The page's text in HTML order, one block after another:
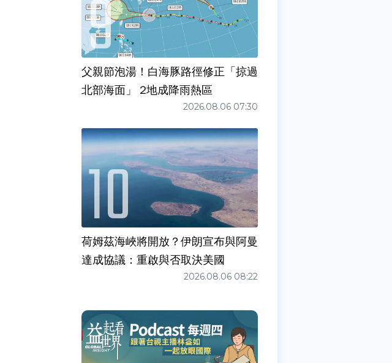
父親節泡湯！白海豚路徑修正「掠過
北部海面」 2地成降雨熱區
2026.08.06 07:30
荷姆茲海峽將開放？伊朗宣布與阿曼
達成協議：重啟與否取決美國
2026.08.06 08:22